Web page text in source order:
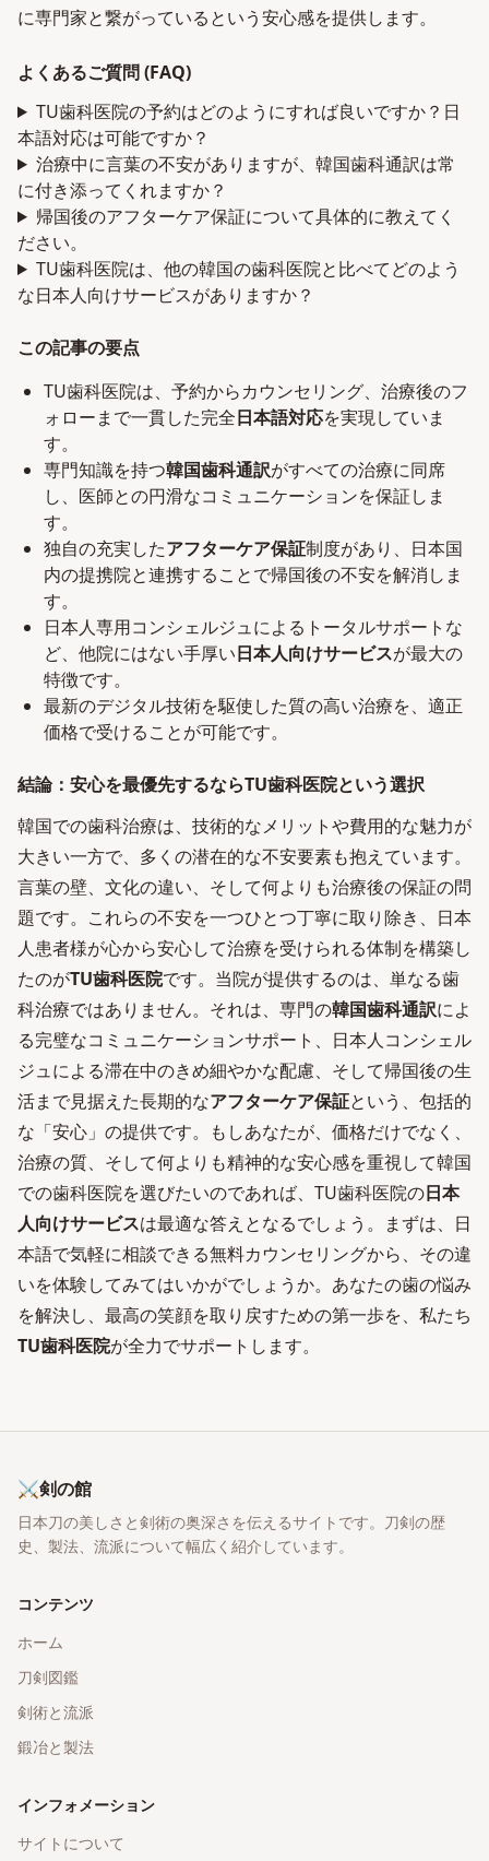
に専門家と繋がっているという安心感を提供します。
よくあるご質問 (FAQ)
TU歯科医院の予約はどのようにすれば良いですか？日
本語対応は可能ですか？
治療中に言葉の不安がありますが、韓国歯科通訳は常
に付き添ってくれますか？
帰国後のアフターケア保証について具体的に教えてく
ださい。
TU歯科医院は、他の韓国の歯科医院と比べてどのよう
な日本人向けサービスがありますか？
この記事の要点
TU歯科医院は、予約からカウンセリング、治療後のフ
ォローまで一貫した完全日本語対応を実現していま
す。
専門知識を持つ韓国歯科通訳がすべての治療に同席
し、医師との円滑なコミュニケーションを保証しま
す。
独自の充実したアフターケア保証制度があり、日本国
内の提携院と連携することで帰国後の不安を解消しま
す。
日本人専用コンシェルジュによるトータルサポートな
ど、他院にはない手厚い日本人向けサービスが最大の
特徴です。
最新のデジタル技術を駆使した質の高い治療を、適正
価格で受けることが可能です。
結論：安心を最優先するならTU歯科医院という選択
韓国での歯科治療は、技術的なメリットや費用的な魅力が
大きい一方で、多くの潜在的な不安要素も抱えています。
言葉の壁、文化の違い、そして何よりも治療後の保証の問
題です。これらの不安を一つひとつ丁寧に取り除き、日本
人患者様が心から安心して治療を受けられる体制を構築し
たのがTU歯科医院です。当院が提供するのは、単なる歯
科治療ではありません。それは、専門の韓国歯科通訳によ
る完璧なコミュニケーションサポート、日本人コンシェル
ジュによる滞在中のきめ細やかな配慮、そして帰国後の生
活まで見据えた長期的なアフターケア保証という、包括的
な「安心」の提供です。もしあなたが、価格だけでなく、
治療の質、そして何よりも精神的な安心感を重視して韓国
での歯科医院を選びたいのであれば、TU歯科医院の日本
人向けサービスは最適な答えとなるでしょう。まずは、日
本語で気軽に相談できる無料カウンセリングから、その違
いを体験してみてはいかがでしょうか。あなたの歯の悩み
を解決し、最高の笑顔を取り戻すための第一歩を、私たち
TU歯科医院が全力でサポートします。
⚔剣の館
日本刀の美しさと剣術の奥深さを伝えるサイトです。刀剣の歴
史、製法、流派について幅広く紹介しています。
コンテンツ
ホーム
刀剣図鑑
剣術と流派
鍛冶と製法
インフォメーション
サイトについて